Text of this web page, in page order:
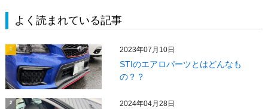
よく読まれている記事
1 2023年07月10日
STIのエアロパーツとはどんなも
の？？
2 2024年04月28日